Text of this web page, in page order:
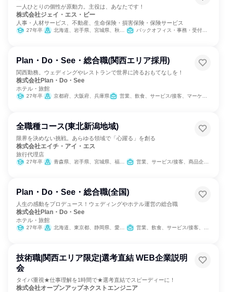
一人ひとりの個性が原動力。主役は、あなたです！
株式会社ジェイ・エス・ビー
人事・人材サービス、不動産、生命保険・損害保険・保険サービス
27年卒 北海道、岩手県、宮城県、秋田県、茨城県、埼玉県、千葉県、東京都、神奈川県、新潟県、富山県、石川県、福井県、長野県、静岡県、愛知県、三重県、滋賀県、京都府、大阪府、兵庫県、岡山県、広島県、山口県、徳島県、香川県、愛媛県、福岡県、佐賀県、長崎県、熊本県、大分県、宮崎県、鹿児島県、沖縄県 バックオフィス・事務・受付、小売販売/流通、営業、経営/事業企画、不動産専門職、経理/税務/財務、IT、建築/土木/プラント専門職、商品企画、マーケティング・広告・宣伝
Plan・Do・See・総合職(関西エリア採用)
関西勤務。ウェディングやレストランで世界に誇るおもてなしを！
株式会社Plan・Do・See
ホテル・旅館
27年卒 京都府、大阪府、兵庫県 営業、飲食、サービス/接客、マーケティング・広告・宣伝
全職種コース(東北新潟地域)
限界を決めない挑戦。あらゆる領域で「心躍る」を創る
株式会社エイチ・アイ・エス
旅行代理店
27年卒 青森県、岩手県、宮城県、福島県、新潟県 営業、サービス/接客、商品企画、カスタマーサポート/コールセンター
Plan・Do・See・総合職(全国)
人生の感動をプロデュース！ウェディングやホテル運営の総合職
株式会社Plan・Do・See
ホテル・旅館
27年卒 北海道、東京都、静岡県、愛知県、京都府、大阪府、兵庫県、奈良県、福岡県、沖縄県 営業、飲食、サービス/接客、マーケティング・広告・宣伝
技術職|関西エリア限定|選考直結 WEB企業説明
会
タイパ重視★仕事理解を1時間で★選考直結でスピーディーに！
株式会社オープンアップネクストエンジニア